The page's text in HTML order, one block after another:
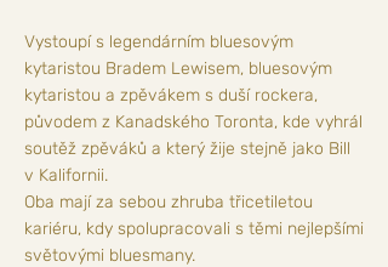
Vystoupí s legendárním bluesovým
kytaristou Bradem Lewisem, bluesovým
kytaristou a zpěvákem s duší rockera,
původem z Kanadského Toronta, kde vyhrál
soutěž zpěváků a který žije stejně jako Bill
v Kalifornii.
Oba mají za sebou zhruba třicetiletou
kariéru, kdy spolupracovali s těmi nejlepšími
světovými bluesmany.